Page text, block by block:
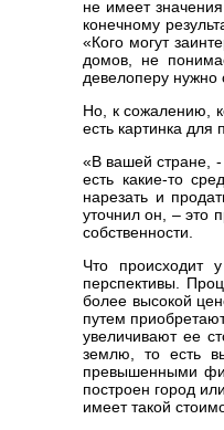
не имеет
конечному
«Кого могут
домов, не
девелоперу нужно
Но, к сожалению,
есть картинка
«В вашей стране,
есть какие-то
нарезать и
уточнил он, – это
собственности.
Что происходит
перспективы.
более высокой
путем
увеличивают ее
землю, то есть
превышенными
построен город
имеет такой